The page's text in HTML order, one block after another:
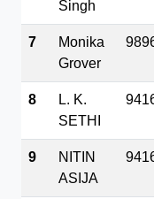
Singh
7
Monika
Grover
8
L. K.
SETHI
9
NITIN
ASIJA